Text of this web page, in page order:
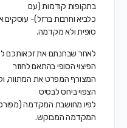
בתקופות קודמות (עם
כלביא וחרבות ברזל)- עוסקים
סופית ולא מקדמה.
לאחר שבחנתם את זכאותכם
הפיצוי הסופי בהתאם לחוזר
המצורף המפרט את המתווה,
הצפוי ביחס לבסיס
לפיו מחושבת המקדמה
המקדמה המבוקש.